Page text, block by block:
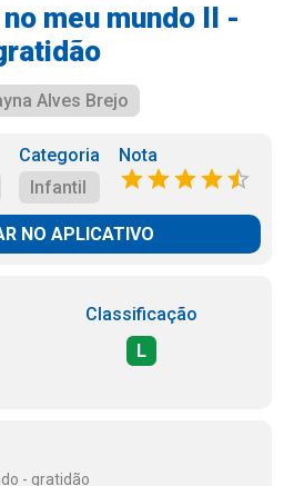
meu mundo II -
Alves Brejo
Categoria
Infantil
Nota
NO APLICATIVO
Classificação
L
- gratidão